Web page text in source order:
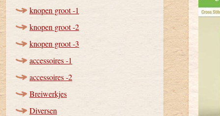
knopen groot -1
knopen groot -2
knopen groot -3
accessoires -1
accessoires -2
Breiwerkjes
Diversen